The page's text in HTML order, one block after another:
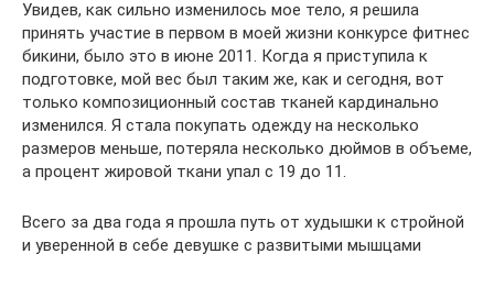
Увидев, как сильно изменилось мое тело, я решила
принять участие в первом в моей жизни конкурсе фитнес
бикини, было это в июне 2011. Когда я приступила к
подготовке, мой вес был таким же, как и сегодня, вот
только композиционный состав тканей кардинально
изменился. Я стала покупать одежду на несколько
размеров меньше, потеряла несколько дюймов в объеме,
а процент жировой ткани упал с 19 до 11.
Всего за два года я прошла путь от худышки к стройной
и уверенной в себе девушке с развитыми мышцами